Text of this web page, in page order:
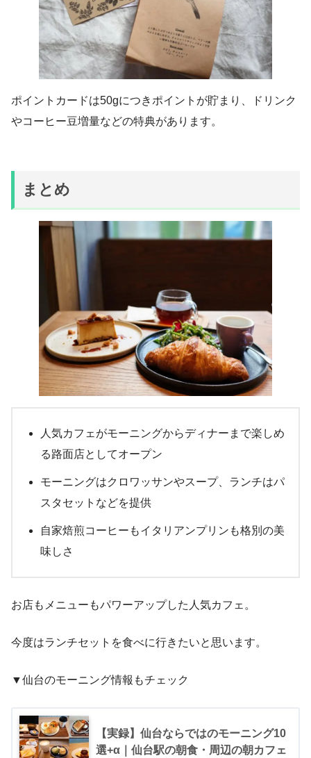
ポイントカードは50gにつきポイントが貯まり、ドリンク
やコーヒー豆増量などの特典があります。
まとめ
人気カフェがモーニングからディナーまで楽しめ
る路面店としてオープン
モーニングはクロワッサンやスープ、ランチはパ
スタセットなどを提供
自家焙煎コーヒーもイタリアンプリンも格別の美
味しさ
お店もメニューもパワーアップした人気カフェ。
今度はランチセットを食べに行きたいと思います。
▼仙台のモーニング情報もチェック
【実録】仙台ならではのモーニング10
選+α｜仙台駅の朝食・周辺の朝カフェ